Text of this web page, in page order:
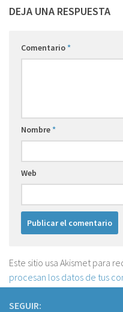
DEJA UNA RESPUESTA
Comentario*
Nombre*
Web
Este sitio usa Akismet para
procesan los datos de tus
SEGUIR: